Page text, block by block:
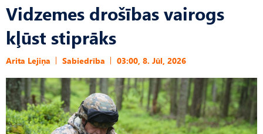
Vidzemes drošības vairogs
kļūst stiprāks
Arita Lejiņa Sabiedrība 03:00, 8. Jūl, 2026